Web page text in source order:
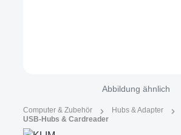
Abbildung ähnlich
Computer & Zubehör
Hubs & Adapter
USB-Hubs & Cardreader